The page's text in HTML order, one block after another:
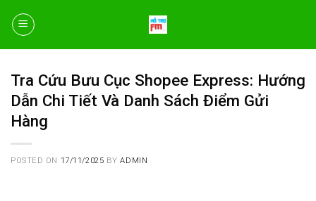
content
Tra Cứu Bưu Cục Shopee Express: Hướng
Dẫn Chi Tiết Và Danh Sách Điểm Gửi
Hàng
POSTED ON 17/11/2025 BYADMIN